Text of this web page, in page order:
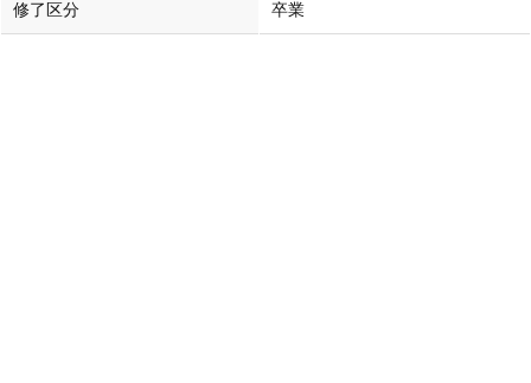
修了区分 卒業